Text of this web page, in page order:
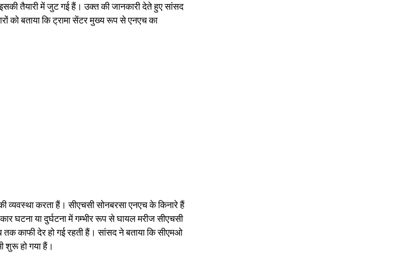
इसकी तैयारी में जुट गई हैं। उक्त की जानकारी देते हुए सांसद
को बताया कि ट्रामा सेंटर मुख्य रूप से एनएच का
करता हैं। सीएचसी सोनबरसा एनएच के किनारे हैं
घटना या दुर्घटना में गम्भीर रूप से घायल मरीज सीएचसी
काफी देर हो गई रहती हैं। सांसद ने बताया कि सीएमओ
शुरू हो गया हैं।